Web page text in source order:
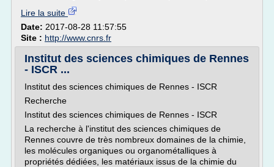
Lire la suite
Date: 2017-08-28 11:57:55
Site : http://www.cnrs.fr
Institut des sciences chimiques de Rennes
- ISCR ...
Institut des sciences chimiques de Rennes - ISCR
Recherche
Institut des sciences chimiques de Rennes - ISCR
La recherche à l'institut des sciences chimiques de
Rennes couvre de très nombreux domaines de la chimie,
les molécules organiques ou organométalliques à
propriétés dédiées, les matériaux issus de la chimie du